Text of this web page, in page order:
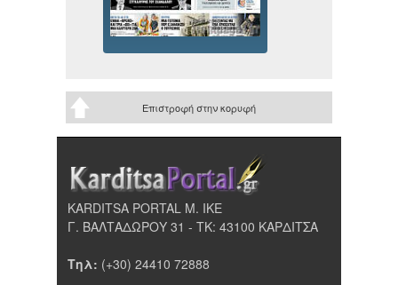
Επιστροφή στην κορυφή
KARDITSA PORTAL Μ. ΙΚΕ
Γ. ΒΑΛΤΑΔΩΡΟΥ 31 - ΤΚ: 43100 ΚΑΡΔΙΤΣΑ
Τηλ: (+30) 24410 72888